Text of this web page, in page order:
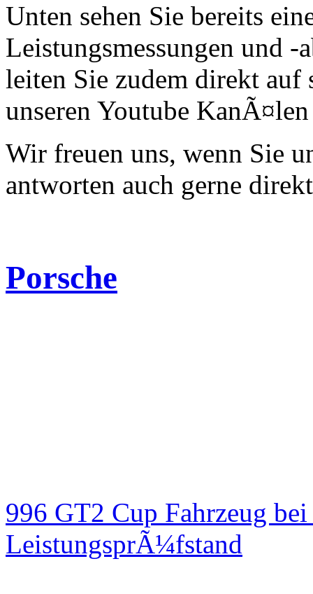
Unten sehen Sie bereits
Leistungsmessungen und -
leiten Sie zudem direkt auf
unseren Youtube
Wir freuen uns, wenn Sie
antworten auch gerne
Porsche
996 GT2 Cup Fahrzeug
LeistungsprÃ¼fstand